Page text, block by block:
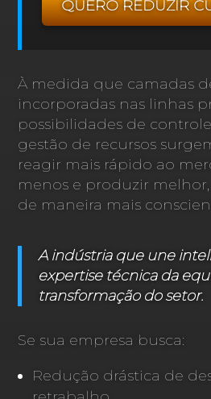
QUERO REDUZIR
À medida que camadas
incorporadas nas linhas
possibilidades de
gestão de recursos
reagir mais rápido ao
menos e produzir
de maneira mais
A indústria que une
expertise técnica da
transformação do setor.
Se sua empresa busca:
Redução drástica de